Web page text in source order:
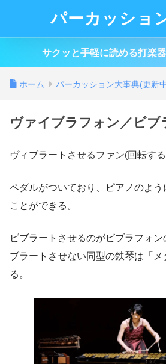
パーカッショ
サクッと手軽に読める打楽
ホーム パーカッション大事典(更新
ヴァイブラフォン／ビブ
ヴィブラートさせるファン(回転す
ペダルがついており、ピアノのよ
ことができる。
ビブラートさせるのがビブラフォ
ブラートさせない同型の鉄琴は「
る。